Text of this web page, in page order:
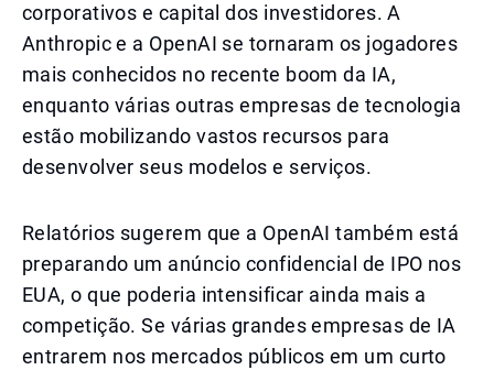
corporativos e capital dos investidores. A
Anthropic e a OpenAI se tornaram os jogadores
mais conhecidos no recente boom da IA,
enquanto várias outras empresas de tecnologia
estão mobilizando vastos recursos para
desenvolver seus modelos e serviços.
Relatórios sugerem que a OpenAI também está
preparando um anúncio confidencial de IPO nos
EUA, o que poderia intensificar ainda mais a
competição. Se várias grandes empresas de IA
entrarem nos mercados públicos em um curto